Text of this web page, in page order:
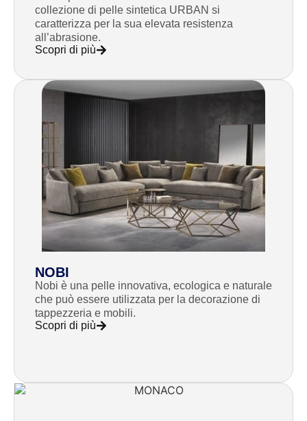
collezione di pelle sintetica URBAN si
caratterizza per la sua elevata resistenza
all’abrasione.
Scopri di più
NOBI
Nobi è una pelle innovativa, ecologica e naturale
che può essere utilizzata per la decorazione di
tappezzeria e mobili.
Scopri di più